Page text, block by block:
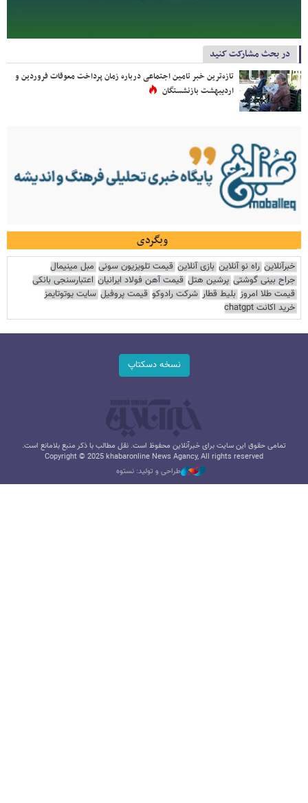
در بحث مشارکت کنید
تازه‌ترین خبر تامین اجتماعی درباره زمان پرداخت معوقات فروردین و
اردیبهشت بازنشستگان
وبگردی
خبرآنلاین راه نو آنلاین بازی آنلاین قیمت تلویزیون سونی مبل مینیمال
جراح بینی گوشتی پرشین هتل قیمت آهن فولاد ایرانیان اعتبارسنجی بانکی
قیمت طلا امروز بلیط قطار شرکت رادوکو قیمت پروفیل سایت یوتوتایمز
خرید اکانت chatgpt
نسخه دسکتاپ
تمامی حقوق این سایت برای خبرآنلاین محفوظ است. نقل مطالب با ذکر منبع بلامانع است.
Copyright © 2025 khabaronline News Agancy, All rights reserved
طراحی و تولید: نستوه